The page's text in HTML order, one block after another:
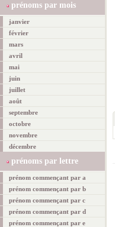
prénoms par mois
janvier
février
mars
avril
mai
juin
juillet
août
septembre
octobre
novembre
décembre
prénoms par lettre
prénom commençant par a
prénom commençant par b
prénom commençant par c
prénom commençant par d
prénom commençant par e